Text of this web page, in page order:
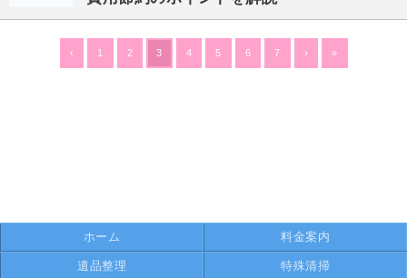
‹ 1 2 3 4 5 6 7 › »
ホーム 料金案内
遺品整理 特殊清掃